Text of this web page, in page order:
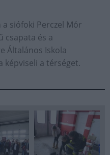
siófoki Perczel Mór
csapata és a
Általános Iskola
képviseli a térséget.